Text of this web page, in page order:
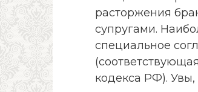
расторжения
супругами.
специальное
кодекса РФ). Увы,